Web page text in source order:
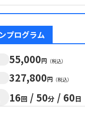
プログラム
55,000円 （税込）
327,800円 （税込）
16回 / 50分 / 60日